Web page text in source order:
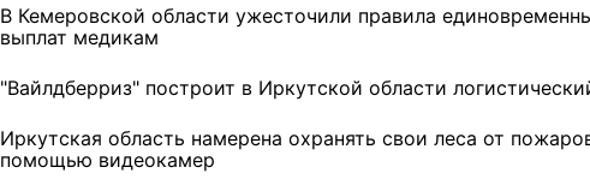
В Кемеровской области ужесточили правила
выплат медикам
"Вайлдберриз" построит в Иркутской области
Иркутская область намерена охранять свои леса от
помощью видеокамер